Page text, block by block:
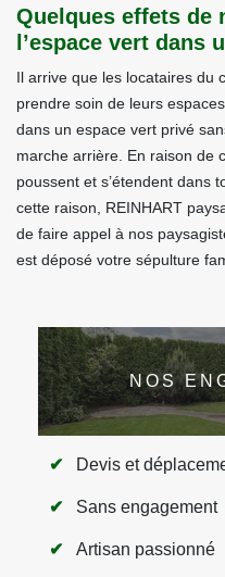
Quelques effets de
l’espace vert dans
Il arrive que les locataires du
prendre soin de leurs
dans un espace vert privé
marche arrière. En raison de
poussent et s’étendent dans
cette raison, REINHART
de faire appel à nos
est déposé votre sépulture
NOS
Devis et
Sans engagement
Artisan passionné